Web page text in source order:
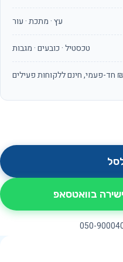
עץ · מתכת · עור
טכסטיל · כובעים · מגבות
בוואטסאפ